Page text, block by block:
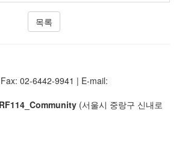
목록
02-6442-9941 | E-mail:
RF114_Community (서울시 중랑구 신내로